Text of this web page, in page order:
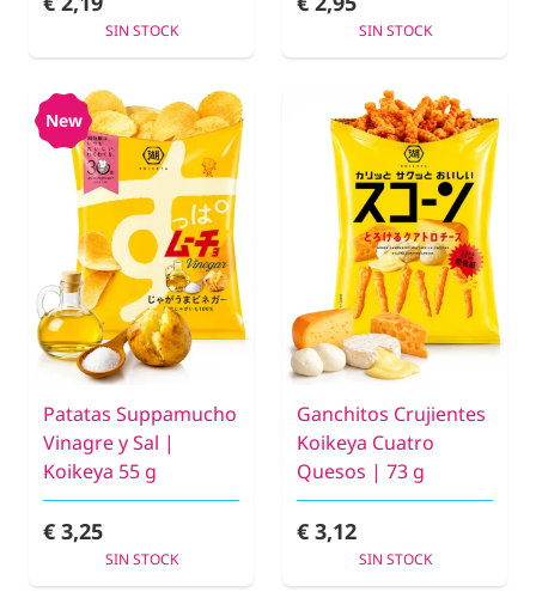
SIN STOCK SIN STOCK
New
Patatas Suppamucho
Vinagre y Sal |
Koikeya 55 g
€ 3,25
SIN STOCK
Ganchitos Crujientes
Koikeya Cuatro
Quesos | 73 g
€ 3,12
SIN STOCK